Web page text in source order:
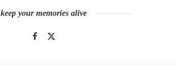
keep your memories alive